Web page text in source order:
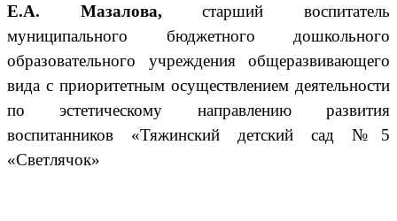
Е.А. Мазалова, старший воспитатель
муниципального бюджетного дошкольного
образовательного учреждения общеразвивающего
вида с приоритетным осуществлением деятельности
по эстетическому направлению развития
воспитанников «Тяжинский детский сад №5
«Светлячок»